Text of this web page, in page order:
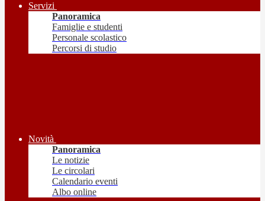
Servizi
Panoramica
Famiglie e studenti
Personale scolastico
Percorsi di studio
Novità
Panoramica
Le notizie
Le circolari
Calendario eventi
Albo online